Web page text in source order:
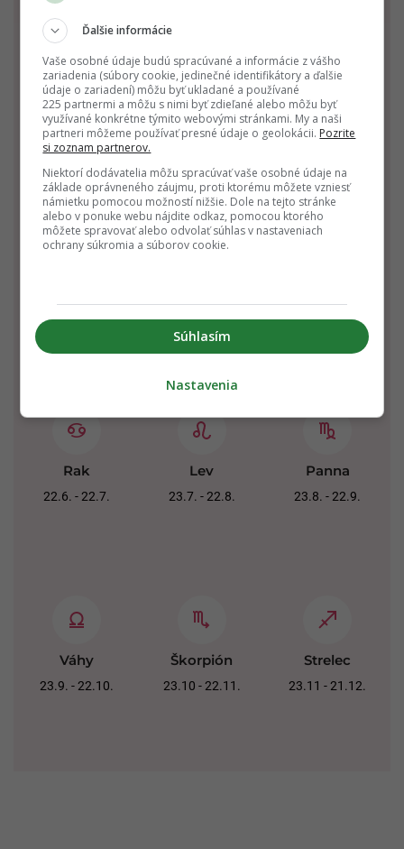
Kozorožec
22.12. - 20.1.
Vodnár
21.1. - 19.2. 20.2. - 20.3.
21.3. - 20.4. 21.4. - 20.5. 21.5. - 21.6.
Rak
22.6. - 22.7.
Lev
23.7. - 22.8.
Panna
23.8. - 22.9.
Váhy
23.9. - 22.10.
Škorpión
23.10 - 22.11.
Strelec
23.11 - 21.12.
Ďalšie informácie
Vaše osobné údaje budú spracúvané a informácie z vášho
zariadenia (súbory cookie, jedinečné identifikátory a ďalšie
údaje o zariadení) môžu byť ukladané a používané
225 partnermi a môžu s nimi byť zdieľané alebo môžu byť
využívané konkrétne týmito webovými stránkami. My a naši
partneri môžeme používať presné údaje o geolokácii. Pozrite
si zoznam partnerov.
Niektorí dodávatelia môžu spracúvať vaše osobné údaje na
základe oprávneného záujmu, proti ktorému môžete vzniesť
námietku pomocou možností nižšie. Dole na tejto stránke
alebo v ponuke webu nájdite odkaz, pomocou ktorého
môžete spravovať alebo odvolať súhlas v nastaveniach
ochrany súkromia a súborov cookie.
Súhlasím
Nastavenia